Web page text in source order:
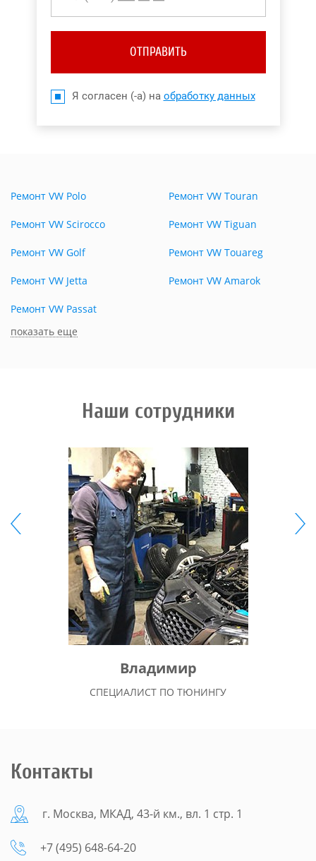
ОТПРАВИТЬ
Я согласен (-а) на обработку данных
Ремонт VW Polo
Ремонт VW Scirocco
Ремонт VW Golf
Ремонт VW Jetta
Ремонт VW Passat
Ремонт VW Touran
Ремонт VW Tiguan
Ремонт VW Touareg
Ремонт VW Amarok
показать еще
Наши сотрудники
Владимир
СПЕЦИАЛИСТ ПО ТЮНИНГУ
Контакты
г. Москва, МКАД, 43-й км., вл. 1 стр. 1
+7 (495) 648-64-20